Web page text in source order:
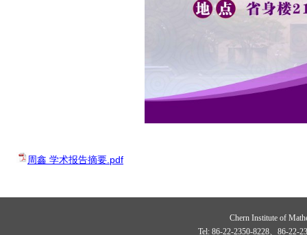
周鑫 学术报告摘要.pdf
Chern Institute of
Tel: 86-22-2350-8228、86-22-